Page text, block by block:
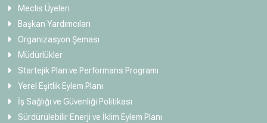
Meclis Üyeleri
Başkan Yardımcıları
Organizasyon Şeması
Müdürlükler
Startejik Plan ve Performans Programı
Yerel Eşitlik Eylem Planı
İş Sağlığı ve Güvenliği Politikası
Sürdürülebilir Enerji ve İklim Eylem Planı